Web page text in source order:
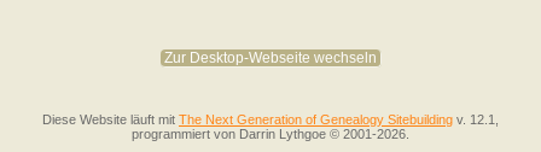
Zur Desktop-Webseite wechseln
Diese Website läuft mit The Next Generation of Genealogy Sitebuilding v. 12.1,
programmiert von Darrin Lythgoe © 2001-2026.